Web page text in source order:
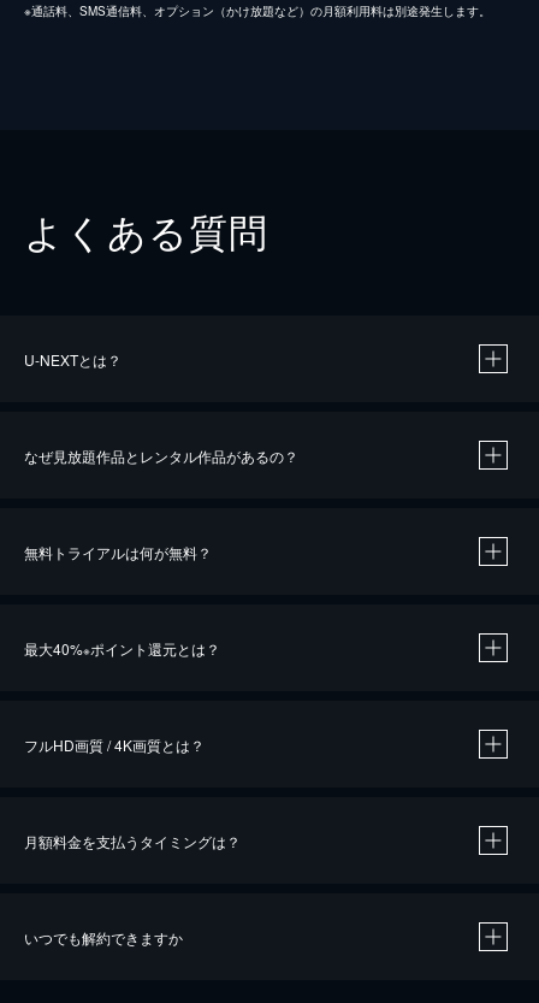
※通話料、SMS通信料、オプション（かけ放題など）の月額利用料は別途発生します。
よくある質問
U-NEXTとは？
なぜ見放題作品とレンタル作品があるの？
無料トライアルは何が無料？
最大40%※ポイント還元とは？
※40％ポイント還元の対象は、クレジットカード決済による作品の購入 / レンタルです。
フルHD画質 / 4K画質とは？
月額料金を支払うタイミングは？
いつでも解約できますか